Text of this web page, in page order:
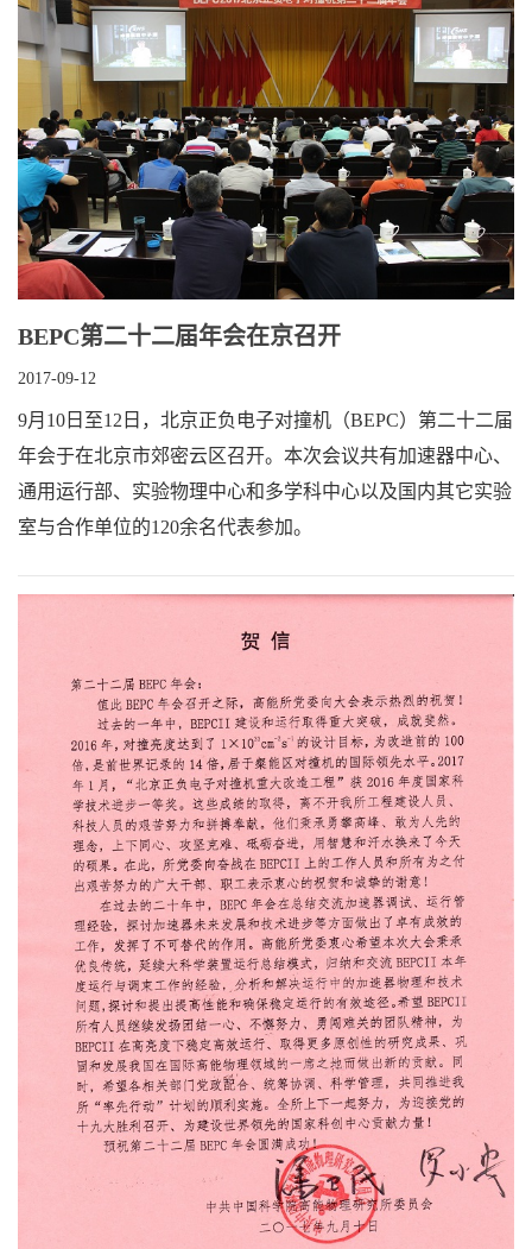
BEPC第二十二届年会在京召开
2017-09-12
9月10日至12日，北京正负电子对撞机（BEPC）第二十二届
年会于在北京市郊密云区召开。本次会议共有加速器中心、
通用运行部、实验物理中心和多学科中心以及国内其它实验
室与合作单位的120余名代表参加。